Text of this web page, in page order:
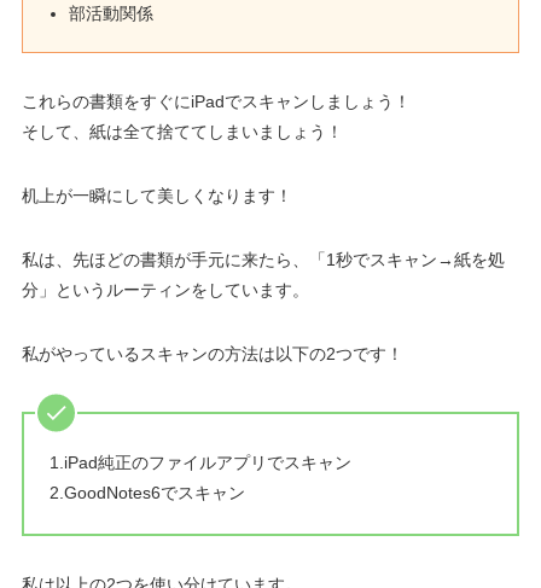
部活動関係
これらの書類をすぐにiPadでスキャンしましょう！
そして、紙は全て捨ててしまいましょう！
机上が一瞬にして美しくなります！
私は、先ほどの書類が手元に来たら、「1秒でスキャン→紙を処
分」というルーティンをしています。
私がやっているスキャンの方法は以下の2つです！
1.iPad純正のファイルアプリでスキャン
2.GoodNotes6でスキャン